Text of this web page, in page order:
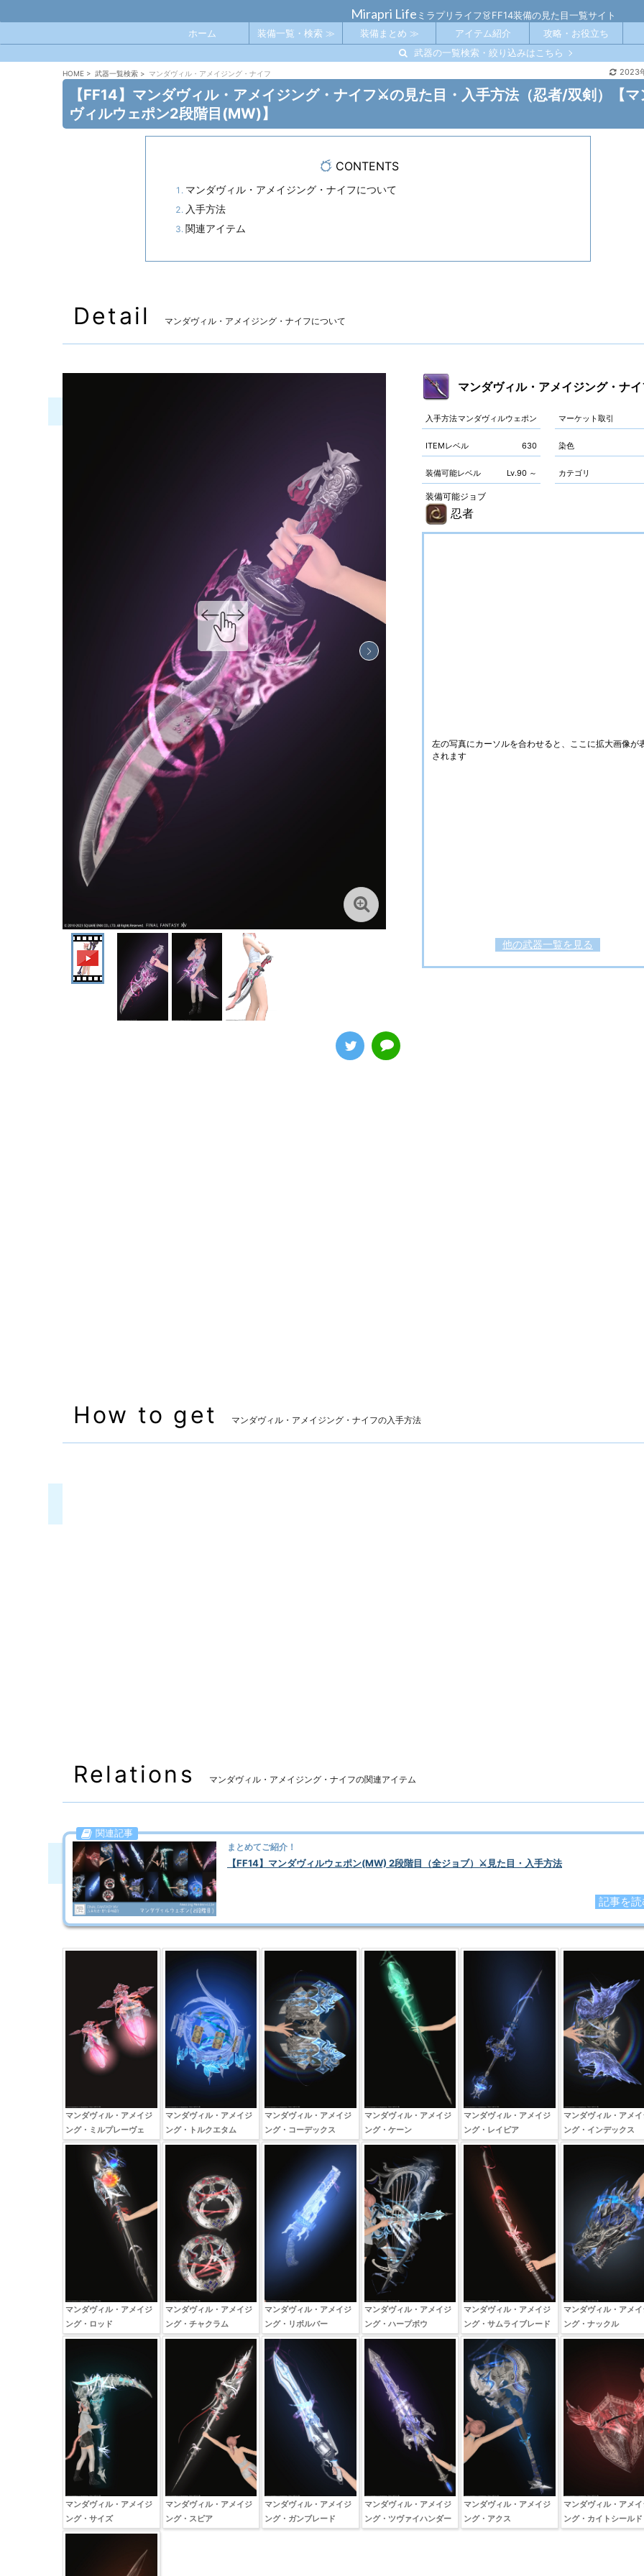
Mirapri Life ミラプリライフ👗FF14装備の見た目一覧サイト
武器の一覧検索・絞り込みはこちら
ホーム 装備一覧・検索 ≫ 装備まとめ ≫ アイテム紹介 攻略・お役立ち
HOME > 武器一覧検索 > マンダヴィル・アメイジング・ナイフ 2023
【FF14】マンダヴィル・アメイジング・ナイフ⚔️の見た目・入手方法（忍者/双剣）【マ
ヴィルウェポン2段階目(MW)】
CONTENTS
マンダヴィル・アメイジング・ナイフについて
入手方法
関連アイテム
Detail マンダヴィル・アメイジング・ナイフについて
マンダヴィル・アメイジング・ナ
入手方法マンダヴィルウェポン マーケット取引
ITEMレベル 630 染色
装備可能レベル Lv.90 ～ カテゴリ
装備可能ジョブ
忍者
左の写真にカーソルを合わせると、ここに拡大画像が
されます
他の武器一覧を見る
How to get マンダヴィル・アメイジング・ナイフの 入手方法
Relations マンダヴィル・アメイジング・ナイフの関連アイテム
関連記事
まとめてご紹介！
【FF14】マンダヴィルウェポン(MW) 2段階目（全ジョブ）⚔️見た目・入手方法
記事を
マンダヴィル・アメイジ
ング・ミルプレーヴェ
マンダヴィル・アメイジ
ング・トルクエタム
マンダヴィル・アメイジ
ング・コーデックス
マンダヴィル・アメイジ
ング・ケーン
マンダヴィル・アメイジ
ング・レイピア
マンダヴィル・アメイ
ング・インデックス
マンダヴィル・アメイジ
ング・ロッド
マンダヴィル・アメイジ
ング・チャクラム
マンダヴィル・アメイジ
ング・リボルバー
マンダヴィル・アメイジ
ング・ハープボウ
マンダヴィル・アメイジ
ング・サムライブレード
マンダヴィル・アメイ
ング・ナックル
マンダヴィル・アメイジ
ング・サイズ
マンダヴィル・アメイジ
ング・スピア
マンダヴィル・アメイジ
ング・ガンブレード
マンダヴィル・アメイジ
ング・ツヴァイハンダー
マンダヴィル・アメイジ
ング・アクス
マンダヴィル・アメイ
ング・カイトシールド